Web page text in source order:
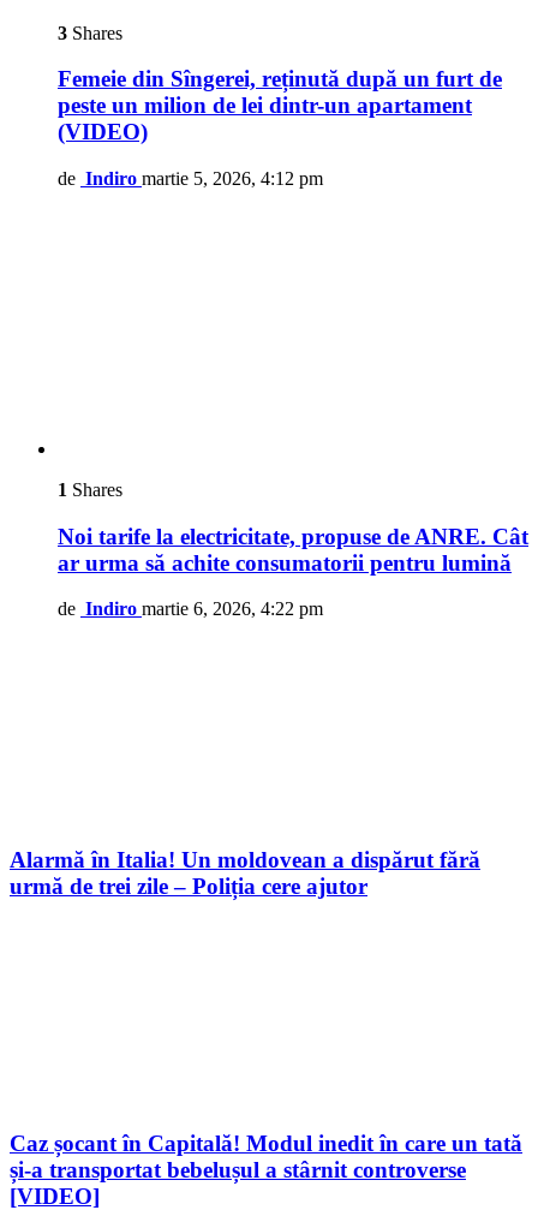
3 Shares
Femeie din Sîngerei, reținută după un furt de
peste un milion de lei dintr-un apartament
(VIDEO)
de Indiro martie 5, 2026, 4:12 pm
1 Shares
Noi tarife la electricitate, propuse de ANRE. Cât
ar urma să achite consumatorii pentru lumină
de Indiro martie 6, 2026, 4:22 pm
Alarmă în Italia! Un moldovean a dispărut fără
urmă de trei zile – Poliția cere ajutor
Caz șocant în Capitală! Modul inedit în care un tată
și-a transportat bebelușul a stârnit controverse
[VIDEO]